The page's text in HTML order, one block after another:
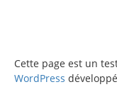
Cette page est un
WordPress